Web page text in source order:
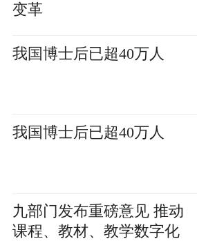
变革
我国博士后已超40万人
我国博士后已超40万人
九部门发布重磅意见 推动
课程、教材、教学数字化